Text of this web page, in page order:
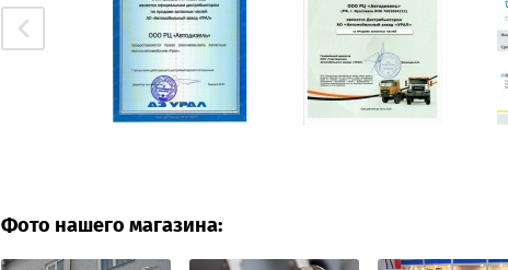
Фото нашего магазина: